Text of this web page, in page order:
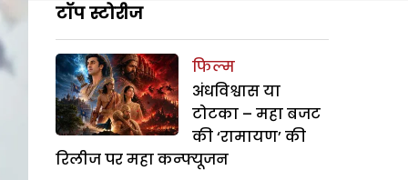
टॉप स्टोरीज
फिल्म
अंधविश्वास या
टोटका – महा बजट
की ‘रामायण’ की
रिलीज पर महा कन्फ्यूजन